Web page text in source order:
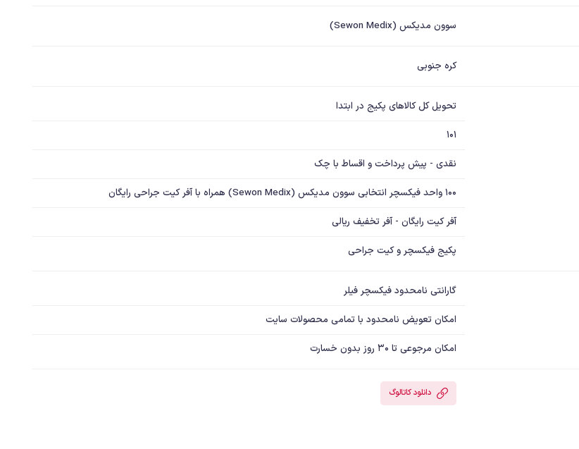
سوون مدیکس (Sewon Medix)
کره جنوبی
تحویل کل کالاهای پکیج در ابتدا
101
نقدی - پیش پرداخت و اقساط با چک
100 واحد فیکسچر انتخابی سوون مدیکس (Sewon Medix) همراه با آفر کیت جراحی رایگان
آفر کیت رایگان - آفر تخفیف ریالی
پکیج فیکسچر و کیت جراحی
گارانتی نامحدود فیکسچر فیلر
امکان تعویض نامحدود با تمامی محصولات سایت
امکان مرجوعی تا 30 روز بدون خسارت
دانلود کاتالوگ